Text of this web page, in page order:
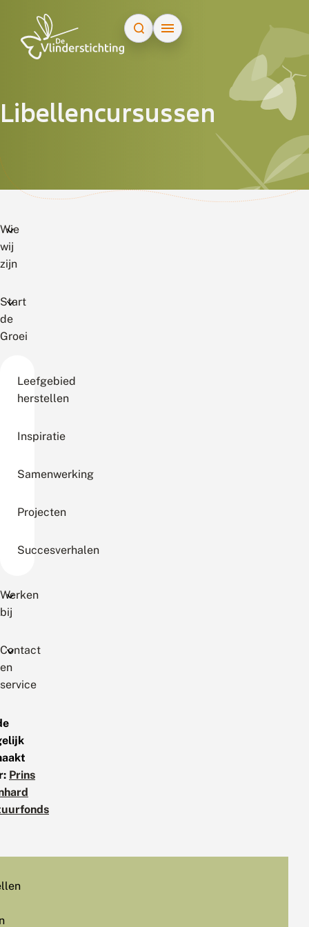
Libellencursussen
Wie
wij
zijn
Start
de
Groei
Leefgebied
herstellen
Inspiratie
Samenwerking
Projecten
Succesverhalen
Werken
bij
Contact
en
service
Prins